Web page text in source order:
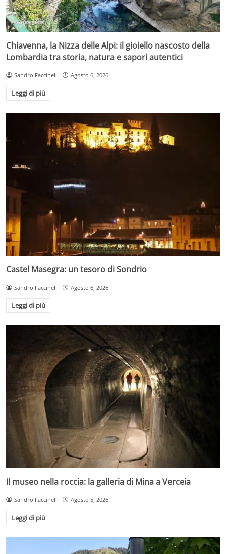
Chiavenna, la Nizza delle Alpi: il gioiello nascosto della
Lombardia tra storia, natura e sapori autentici
Sandro Faccinelli Agosto 6, 2026
Leggi di più
Castel Masegra: un tesoro di Sondrio
Sandro Faccinelli Agosto 6, 2026
Leggi di più
Il museo nella roccia: la galleria di Mina a Verceia
Sandro Faccinelli Agosto 5, 2026
Leggi di più